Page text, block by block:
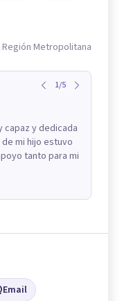
Región Metropolitana
1/5
capaz y dedicada
mi hijo estuvo
tanto para mi
Email